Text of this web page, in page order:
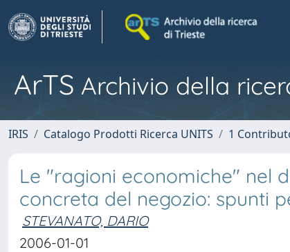
ArTS Archivio della
IRIS Catalogo Prodotti Ricerca UNITS 1
Le "ragioni economiche" nel
concreta del negozio: spunti
STEVANATO, DARIO
2006-01-01